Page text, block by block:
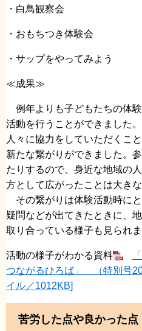
・白鳥観察会
・おもちつき体験会
・サップをやってみよう
≪成果≫
例年よりも子どもたちの体
活動を行うことができました
人々に協力をしていただくこ
新たな繋がりができました。
たりするので、身近な地域の
方として広がったことは大き
その繋がりは体験活動時に
疑問などが出てきたときに、
取り合っている様子も見られま
活動の様子がわかる資料
つながるひろば」 （特別号
イル／1012KB]
苦労した点や良かった点